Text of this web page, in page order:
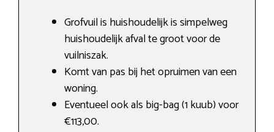
Grofvuil is huishoudelijk is simpelweg
huishoudelijk afval te groot voor de
vuilniszak.
Komt van pas bij het opruimen van een
woning.
Eventueel ook als big-bag (1 kuub) voor
€113,00.